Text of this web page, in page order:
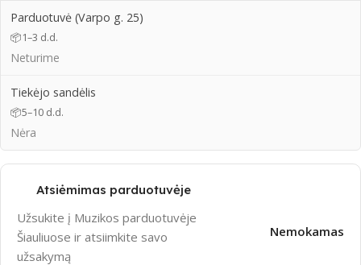
Parduotuvė (Varpo g. 25)
📦1–3 d.d.
Neturime
Tiekėjo sandėlis
📦5–10 d.d.
Nėra
Atsiėmimas parduotuvėje
Užsukite į Muzikos parduotuvėje
Šiauliuose ir atsiimkite savo
užsakymą
Nemokamas